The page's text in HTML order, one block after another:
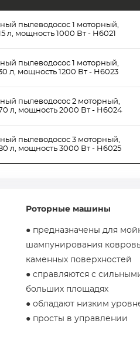
пылеводосос 1 моторный,
объем бака 15 л, мощность 1000 Вт - Н6021
пылеводосос 1 моторный,
л, мощность 1200 Вт - H6023
пылеводосос 2 моторный,
л, мощность 2000 Вт - H6024
пылеводосос 3 моторный,
л, мощность 3000 Вт - H6025
Роторные машины
● предназначены для
шампунирования
каменных поверхностей
● справляются с
больших площадях
● обладают низким
● просты в управлении